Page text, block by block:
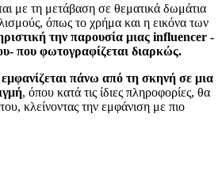
με τη μετάβαση σε θεματικά δωμάτια
όπως το χρήμα και η εικόνα των
την παρουσία μιας influencer -
που φωτογραφίζεται διαρκώς.
πάνω από τη σκηνή σε μια
, όπου κατά τις ίδιες πληροφορίες, θα
κλείνοντας την εμφάνιση με πιο